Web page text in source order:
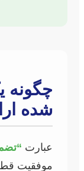
چگونه
شده
عبارت
موفقیت